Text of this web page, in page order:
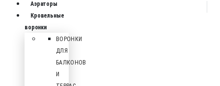
Аэраторы
Кровельные
воронки
ВОРОНКИ
ДЛЯ
БАЛКОНОВ
И